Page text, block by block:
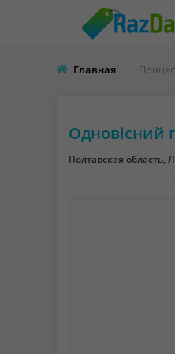
Главная
Одновісний
Полтавская область,